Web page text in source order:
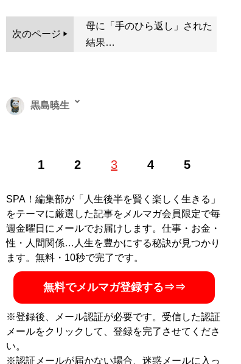
次のページ
母に「手のひら返し」された
結果…
1 2 3 4 5
黒島暁生
ィに寄り添い、活字化することをライフワークとする。
中。Twitter：@kuroshimaaki
MySPA!会員だけが読める、黒島暁生のよりディープな
インタビュー
・【独自】‟IQ133”の黒髪美少女(21歳)が「ソープ嬢は天
職」と唸るワケ。「こだわりが強い性格の私でも…」
・【独自】高級デリヘルで働く42歳大学教員を直撃「結
婚相手もコントロールしようとする母の下で…」
【独自】「早慶文系は高卒程度の扱い」国立大医学部
の24歳ソープ嬢を直撃。“月25日出勤”のリアル月収と“驚
きの生い立ち”を全告白
SPA！編集部が「人生後半を賢く楽しく生きる」
をテーマに厳選した記事をメルマガ会員限定で毎
週金曜日にメールでお届けします。仕事・お金・
性・人間関係…人生を豊かにする秘訣が見つかり
ます。無料・10秒で完了です。
無料でメルマガ登録する⇒⇒
※登録後、メール認証が必要です。受信した認証
メールをクリックして、登録を完了させてくださ
い。
※認証メールが届かない場合、迷惑メールに入っ